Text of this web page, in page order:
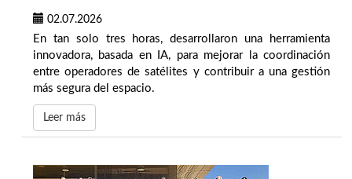
02.07.2026
En tan solo tres horas, desarrollaron una herramienta
innovadora, basada en IA, para mejorar la coordinación
entre operadores de satélites y contribuir a una gestión
más segura del espacio.
Leer más